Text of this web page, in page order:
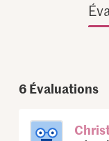
6 Évaluations